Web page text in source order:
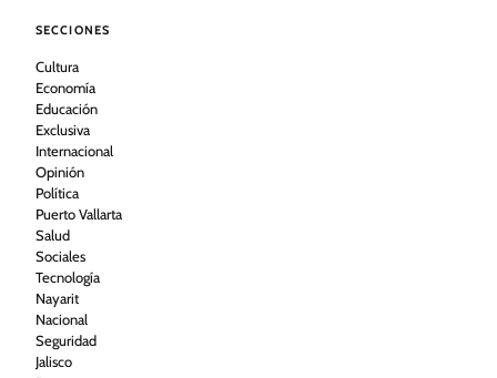
SECCIONES
Cultura
Economía
Educación
Exclusiva
Internacional
Opinión
Política
Puerto Vallarta
Salud
Sociales
Tecnología
Nayarit
Nacional
Seguridad
Jalisco